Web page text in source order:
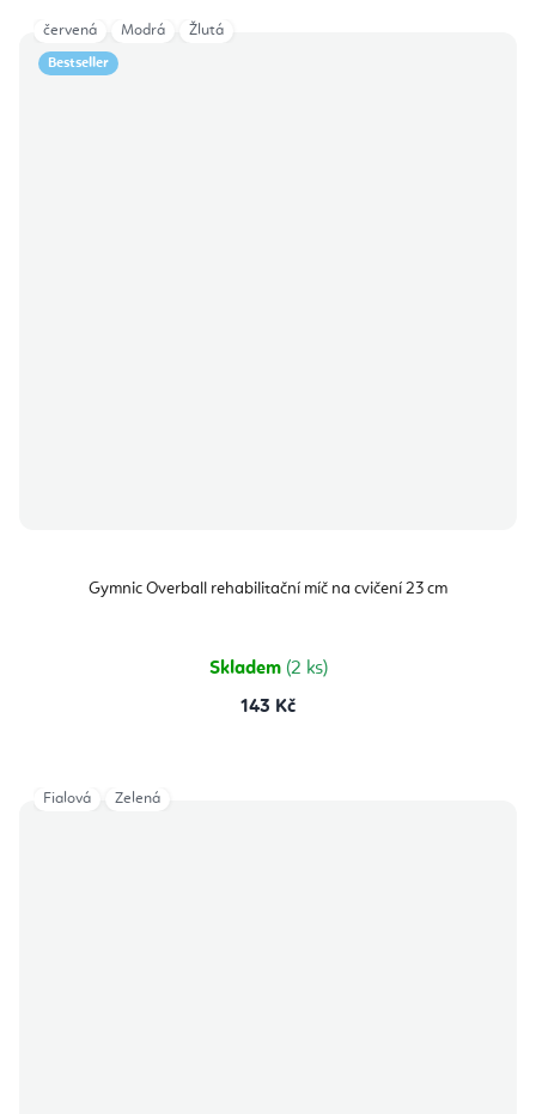
Bestseller
Gymnic Overball rehabilitační míč na cvičení 23 cm
Skladem (2 ks)
143 Kč
červená Modrá Žlutá
Fialová Zelená